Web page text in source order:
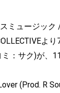
ミュージック
よ
：サク)が、
(Prod. R